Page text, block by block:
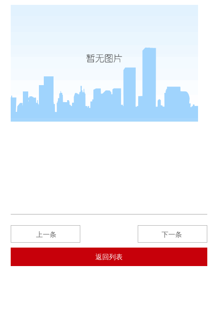
上一条 下一条
返回列表